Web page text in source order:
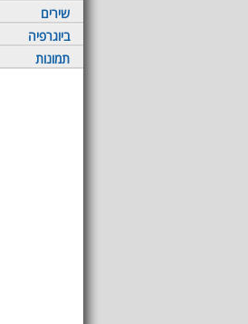
שירים
ביוגרפיה
תמונות